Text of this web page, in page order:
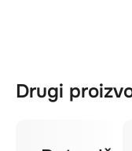
Drugi